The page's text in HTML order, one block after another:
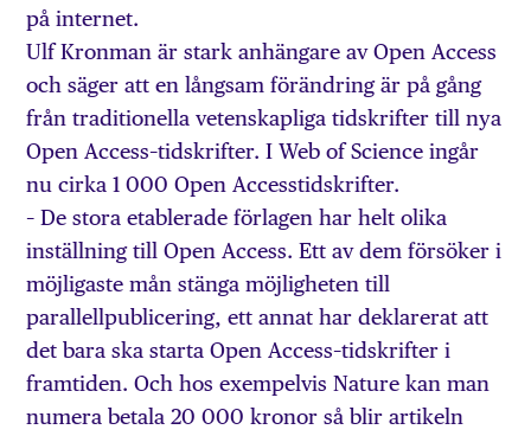
på internet.
Ulf Kronman är stark anhängare av Open Access
och säger att en långsam förändring är på gång
från traditionella vetenskapliga tidskrifter till nya
Open Access–tidskrifter. I Web of Science ingår
nu cirka 1 000 Open Accesstidskrifter.
– De stora etablerade förlagen har helt olika
inställning till Open Access. Ett av dem försöker i
möjligaste mån stänga möjligheten till
parallellpublicering, ett annat har deklarerat att
det bara ska starta Open Access–tidskrifter i
framtiden. Och hos exempelvis Nature kan man
numera betala 20 000 kronor så blir artikeln